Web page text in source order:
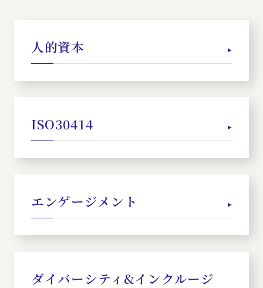
人的資本
ISO30414
エンゲージメント
ダイバーシティ&インクルージ